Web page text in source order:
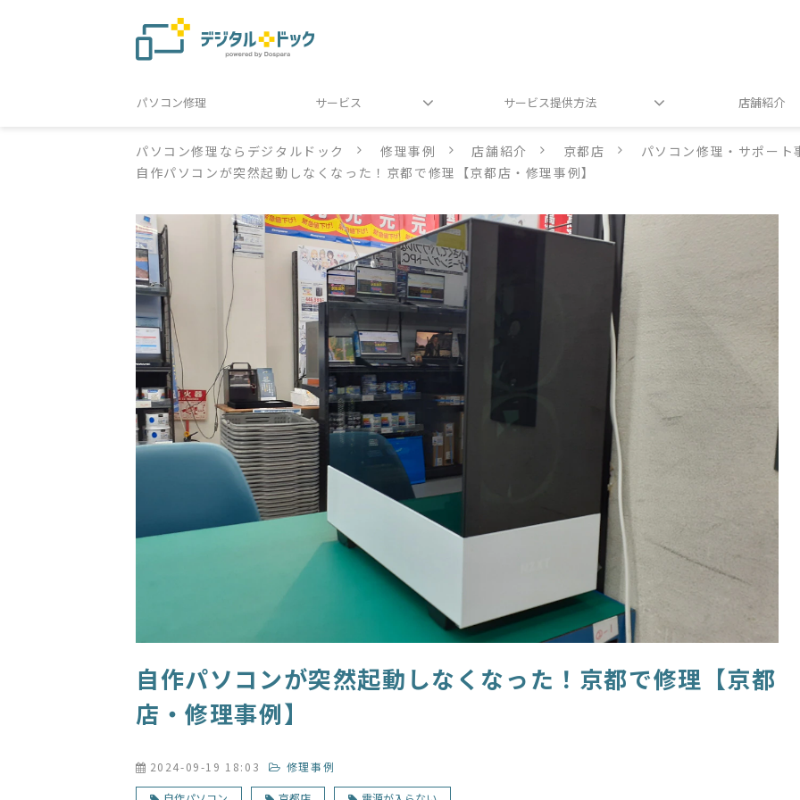
パソコン修理 サービス サービス提供方法 店舗紹介
パソコン修理ならデジタルドック 修理事例 店舗紹介 京都店
パソコン修理・サポート
自作パソコンが突然起動しなくなった！京都で修理【京都店・修理事例】
自作パソコンが突然起動しなくなった！京都で修理【京都
店・修理事例】
2024-09-19 18:03 修理事例